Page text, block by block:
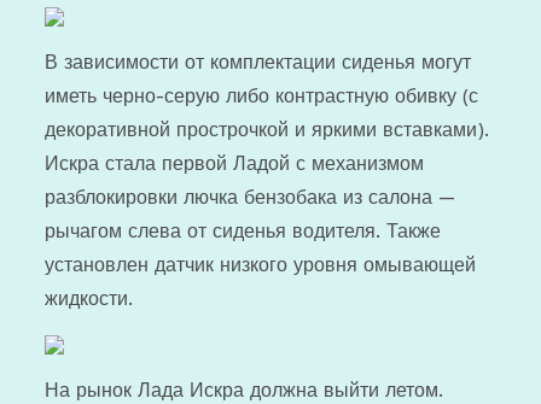
В зависимости от комплектации сиденья могут
иметь черно-серую либо контрастную обивку (с
декоративной прострочкой и яркими вставками).
Искра стала первой Ладой с механизмом
разблокировки лючка бензобака из салона —
рычагом слева от сиденья водителя. Также
установлен датчик низкого уровня омывающей
жидкости.
На рынок Лада Искра должна выйти летом.